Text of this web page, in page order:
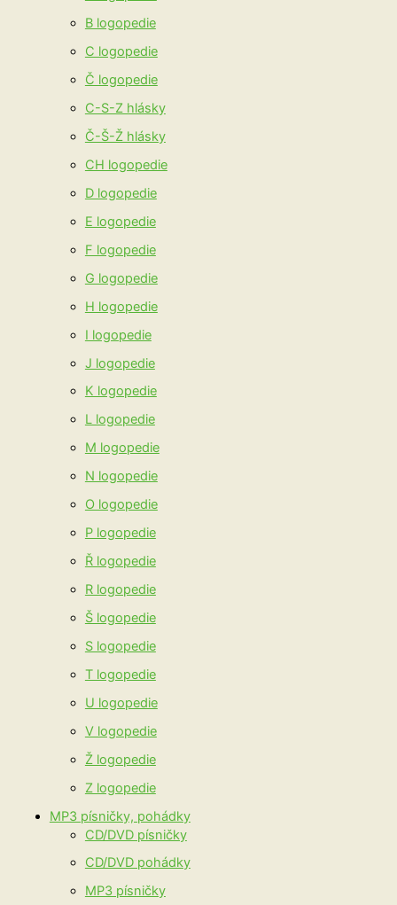
B logopedie
C logopedie
Č logopedie
C-S-Z hlásky
Č-Š-Ž hlásky
CH logopedie
D logopedie
E logopedie
F logopedie
G logopedie
H logopedie
I logopedie
J logopedie
K logopedie
L logopedie
M logopedie
N logopedie
O logopedie
P logopedie
Ř logopedie
R logopedie
Š logopedie
S logopedie
T logopedie
U logopedie
V logopedie
Ž logopedie
Z logopedie
MP3 písničky, pohádky
CD/DVD písničky
CD/DVD pohádky
MP3 písničky